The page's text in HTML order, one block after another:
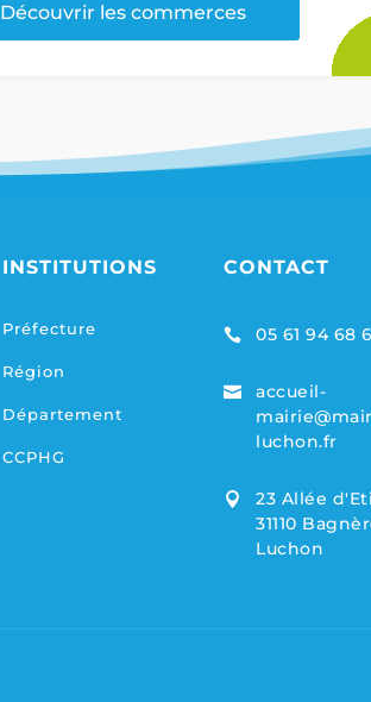
Découvrir les commerces
INSTITUTIONS
Préfecture
Région
Département
CCPHG
CONTACT
 05 61 94 68

accueil-
luchon.fr

23 Allée
31110
Luchon